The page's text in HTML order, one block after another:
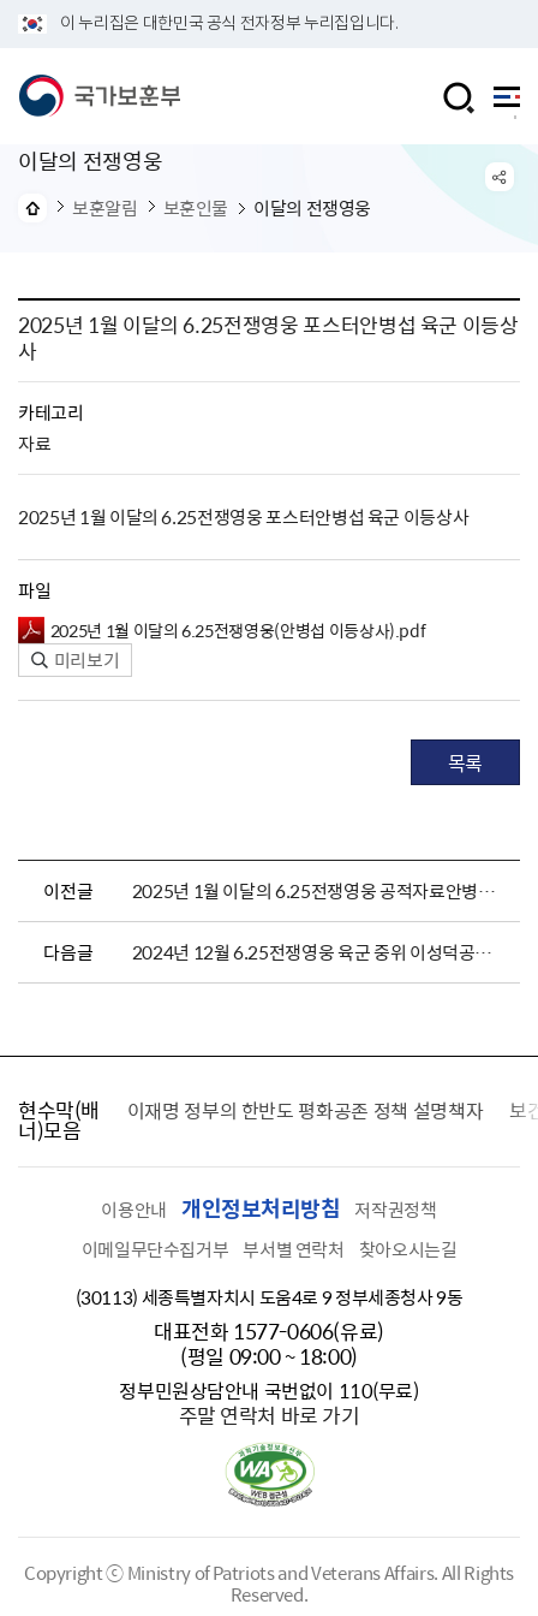
이 누리집은 대한민국 공식 전자정부 누리집입니다.
이달의 전쟁영웅
보훈알림 보훈인물 이달의 전쟁영웅
2025년 1월 이달의 6.25전쟁영웅 포스터안병섭 육군 이등상
사
카테고리
자료
2025년 1월 이달의 6.25전쟁영웅 포스터안병섭 육군 이등상사
파일
2025년 1월 이달의 6.25전쟁영웅(안병섭 이등상사).pdf
미리보기
목록
이전글 2025년 1월 이달의 6.25전쟁영웅 공적자료안병섭 육군 이등상사
다음글 2024년 12월 6.25전쟁영웅 육군 중위 이성덕공적자료
현수막(배
너)모음
찾습니다 이재명 정부의 한반도 평화공존 정책 설명책자 보
이용안내 개인정보처리방침
저작권정책
이메일무단수집거부 부서별 연락처
찾아오시는길
(30113) 세종특별자치시 도움4로 9 정부세종청사 9동
대표전화 1577-0606(유료)
(평일 09:00 ~ 18:00)
정부민원상담안내 국번없이 110(무료)
주말 연락처 바로 가기
Copyright ⓒ Ministry of Patriots and Veterans Affairs.All Rights
Reserved.